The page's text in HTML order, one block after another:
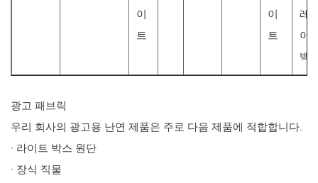
이
트
이
트
레
이
백
광고 패브릭
우리 회사의 광고용 난연 제품은 주로 다음 제품에 적합합니다.
· 라이트 박스 원단
· 장식 직물